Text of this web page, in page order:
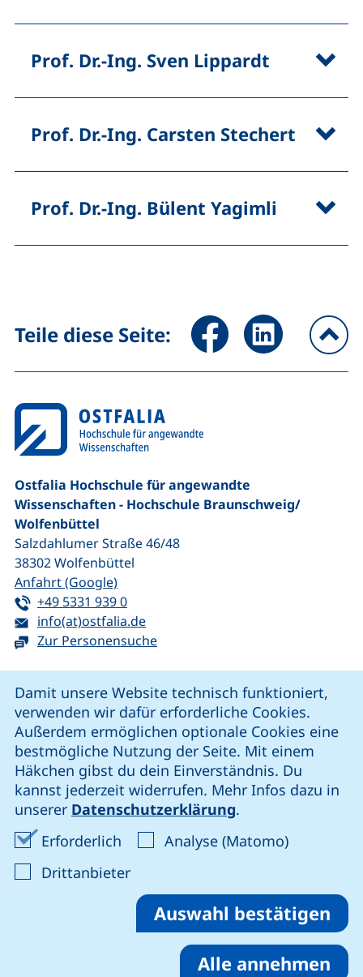
Damit unsere Website technisch funktioniert,
verwenden wir dafür erforderliche Cookies.
Außerdem ermöglichen optionale Cookies eine
bestmögliche Nutzung der Seite. Mit einem
Häkchen gibst du dein Einverständnis. Du
kannst jederzeit widerrufen. Mehr Infos dazu in
unserer Datenschutzerklärung.
Erforderlich Erforderliche Cookies akzeptieren
Analyse (Matomo)Analyse-
Drittanbieter: Cookies von Drittanbieter
Auswahl bestätigen
Alle annehmen
Prof. Dr.-Ing. Sven Lippardt
Prof. Dr.-Ing. Carsten Stechert
Prof. Dr.-Ing. Bülent Yagimli
Teile diese Seite: Seite über Facebook teilen
Seite über
Ostfalia Hochschule für angewandte
Wissenschaften - Hochschule Braunschweig/​
Wolfenbüttel
Salzdahlumer Straße 46/48
38302Wolfenbüttel
Anfahrt (Google)(externer Link, öffnet neues Fenster)
Tel:
+49 5331 939 0(startet einen Telefonanruf, wenn Ihr
E-Mail:
info(at)ostfalia.de(öffnet Ihr E-Mail-Programm)
Zur Personensuche
unsere Facebook-Seite (externer Link, öffnet neues
unsere LinkedIn-Seite (externer Link, öffnet
unsere Instagram-Seite (externer Link,
unsere YouTube-Seite (externer
Cookie-Einstellungen
Impressum
Datenschutz
Erklärung zur Barrierefreiheit